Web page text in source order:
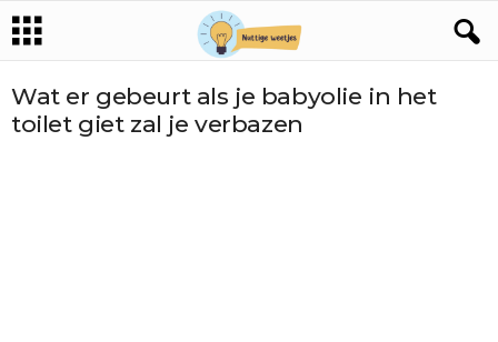
Wat er gebeurt als je babyolie in het
toilet giet zal je verbazen